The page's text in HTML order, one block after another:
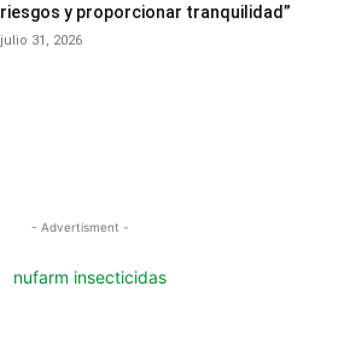
riesgos y proporcionar tranquilidad”
julio 31, 2026
- Advertisment -